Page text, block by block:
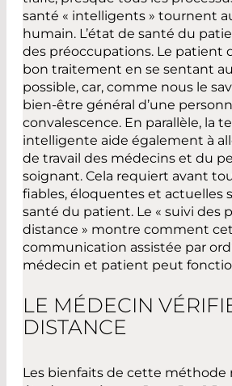
santé « intelligents » tournent
humain. L’état de santé du
des préoccupations. Le patient
bon traitement en se sentant
possible, car, comme nous le
bien-être général d’une
convalescence. En parallèle, la
intelligente aide également à
de travail des médecins et du
soignant. Cela requiert avant
fiables, éloquentes et actuelles
santé du patient. Le « suivi des
distance » montre comment
communication assistée par
médecin et patient peut
LE MÉDECIN
DISTANCE
Les bienfaits de cette méthode